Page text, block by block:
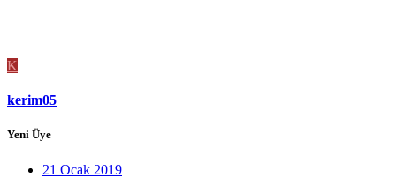
K
kerim05
Yeni Üye
21 Ocak 2019